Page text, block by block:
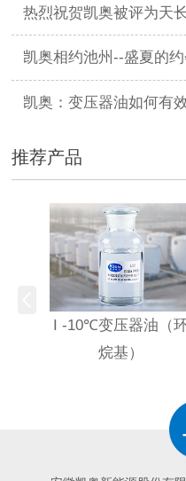
热烈祝贺凯奥被评为天
凯奥相约池州--盛夏的
凯奥：变压器油如何有
推荐产品
I -10℃变压器油（
烷基）